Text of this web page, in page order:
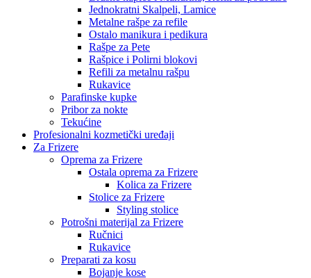
Jednokratni Skalpeli, Lamice
Metalne rašpe za refile
Ostalo manikura i pedikura
Rašpe za Pete
Rašpice i Polirni blokovi
Refili za metalnu rašpu
Rukavice
Parafinske kupke
Pribor za nokte
Tekućine
Profesionalni kozmetički uređaji
Za Frizere
Oprema za Frizere
Ostala oprema za Frizere
Kolica za Frizere
Stolice za Frizere
Styling stolice
Potrošni materijal za Frizere
Ručnici
Rukavice
Preparati za kosu
Bojanje kose